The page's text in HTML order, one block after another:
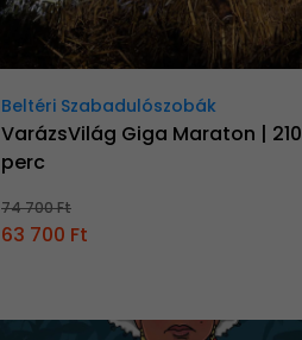
Beltéri Szabadulószobák
VarázsVilág Giga Maraton | 210
perc
74 700 Ft
63 700 Ft